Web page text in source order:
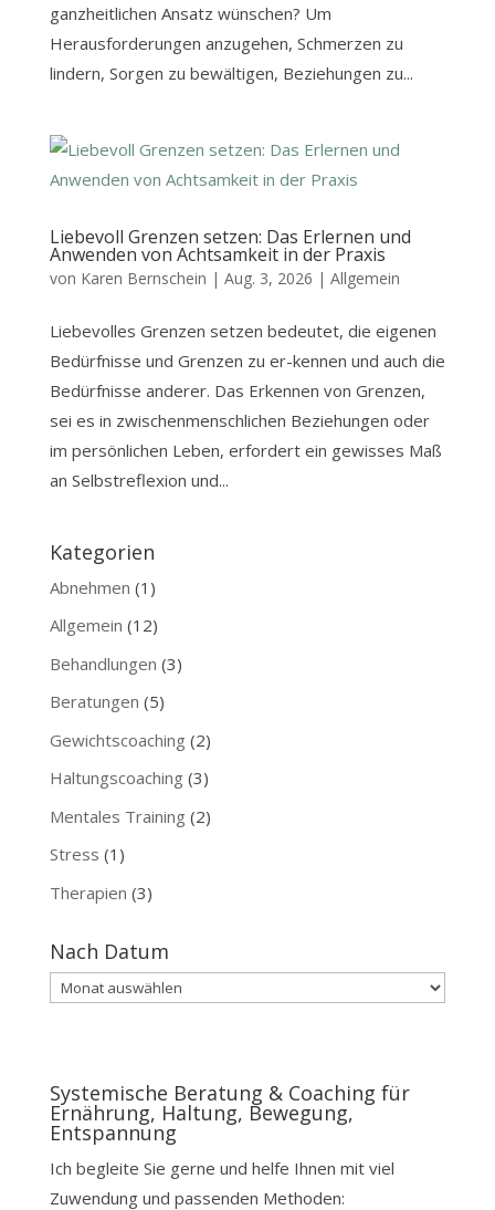
ganzheitlichen Ansatz wünschen? Um
Herausforderungen anzugehen, Schmerzen zu
lindern, Sorgen zu bewältigen, Beziehungen zu...
Liebevoll Grenzen setzen: Das Erlernen und
Anwenden von Achtsamkeit in der Praxis
von Karen Bernschein | Aug. 3, 2026 | Allgemein
Liebevolles Grenzen setzen bedeutet, die eigenen
Bedürfnisse und Grenzen zu er-kennen und auch die
Bedürfnisse anderer. Das Erkennen von Grenzen,
sei es in zwischenmenschlichen Beziehungen oder
im persönlichen Leben, erfordert ein gewisses Maß
an Selbstreflexion und...
Kategorien
Abnehmen (1)
Allgemein (12)
Behandlungen (3)
Beratungen (5)
Gewichtscoaching (2)
Haltungscoaching (3)
Mentales Training (2)
Stress (1)
Therapien (3)
Nach Datum
Nach
Systemische Beratung & Coaching für
Ernährung, Haltung, Bewegung,
Entspannung
Ich begleite Sie gerne und helfe Ihnen mit viel
Zuwendung und passenden Methoden: